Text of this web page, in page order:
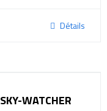
Détails
WATCHER